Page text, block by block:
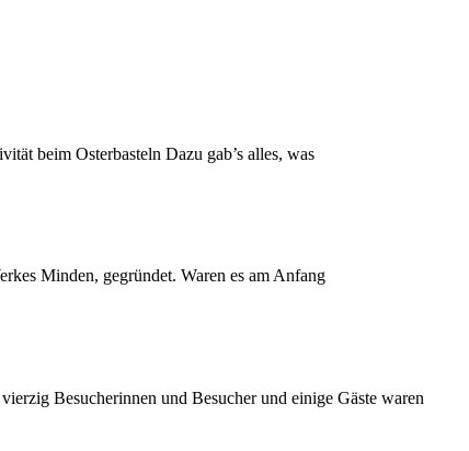
beim Osterbasteln Dazu gab’s alles, was
Minden, gegründet. Waren es am Anfang
Besucherinnen und Besucher und einige Gäste waren